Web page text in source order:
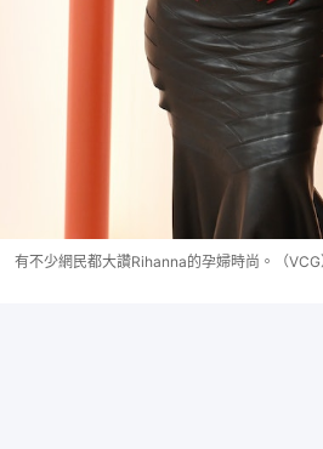
有不少網民都大讚Rihanna的孕婦時尚。（VCG